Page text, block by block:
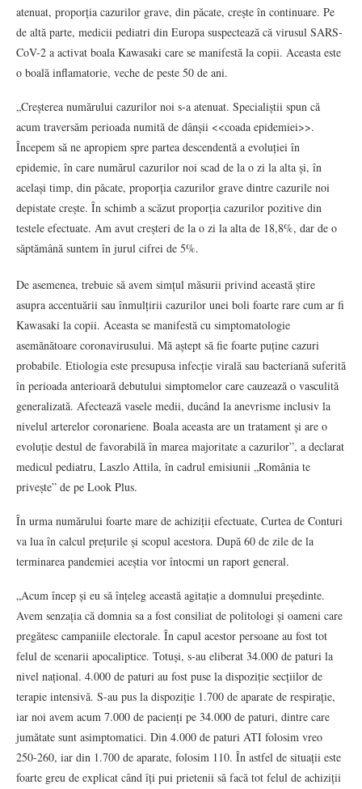
atenuat, proporția cazurilor grave, din păcate, crește în continuare. Pe
de altă parte, medicii pediatri din Europa suspectează că virusul SARS-
CoV-2 a activat boala Kawasaki care se manifestă la copii. Aceasta este
o boală inflamatorie, veche de peste 50 de ani.
„Creșterea numărului cazurilor noi s-a atenuat. Specialiștii spun că
acum traversăm perioada numită de dânșii <<coada epidemiei>>.
Începem să ne apropiem spre partea descendentă a evoluției în
epidemie, în care numărul cazurilor noi scad de la o zi la alta și, în
același timp, din păcate, proporția cazurilor grave dintre cazurile noi
depistate crește. În schimb a scăzut proporția cazurilor pozitive din
testele efectuate. Am avut creșteri de la o zi la alta de 18,8%, dar de o
săptămână suntem în jurul cifrei de 5%.
De asemenea, trebuie să avem simțul măsurii privind această știre
asupra accentuării sau înmulțirii cazurilor unei boli foarte rare cum ar fi
Kawasaki la copii. Aceasta se manifestă cu simptomatologie
asemănătoare coronavirusului. Mă aștept să fie foarte puține cazuri
probabile. Etiologia este presupusa infecție virală sau bacteriană suferită
în perioada anterioară debutului simptomelor care cauzează o vasculită
generalizată. Afectează vasele medii, ducând la anevrisme inclusiv la
nivelul arterelor coronariene. Boala aceasta are un tratament și are o
evoluție destul de favorabilă în marea majoritate a cazurilor”, a declarat
medicul pediatru, Laszlo Attila, în cadrul emisiunii „România te
privește” de pe Look Plus.
În urma numărului foarte mare de achiziții efectuate, Curtea de Conturi
va lua în calcul prețurile și scopul acestora. După 60 de zile de la
terminarea pandemiei aceștia vor întocmi un raport general.
„Acum încep și eu să înțeleg această agitație a domnului președinte.
Avem senzația că domnia sa a fost consiliat de politologi și oameni care
pregătesc campaniile electorale. În capul acestor persoane au fost tot
felul de scenarii apocaliptice. Totuși, s-au eliberat 34.000 de paturi la
nivel național. 4.000 de paturi au fost puse la dispoziție secțiilor de
terapie intensivă. S-au pus la dispoziție 1.700 de aparate de respirație,
iar noi avem acum 7.000 de pacienți pe 34.000 de paturi, dintre care
jumătate sunt asimptomatici. Din 4.000 de paturi ATI folosim vreo
250-260, iar din 1.700 de aparate, folosim 110. În astfel de situații este
foarte greu de explicat când îți pui prietenii să facă tot felul de achiziții